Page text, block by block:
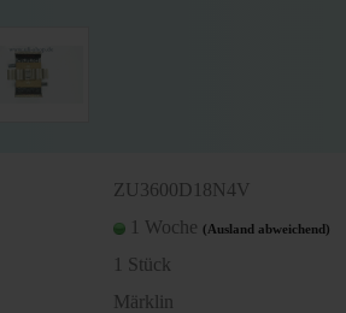
ZU3600D18N4V
1 Woche (Ausland abweichend)
1 Stück
Märklin